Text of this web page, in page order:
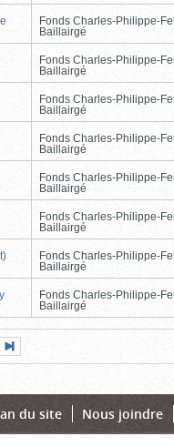
Fonds Charles-Philippe-
Baillairgé
Fonds Charles-Philippe-
Baillairgé
Fonds Charles-Philippe-
Baillairgé
Fonds Charles-Philippe-
Baillairgé
Fonds Charles-Philippe-
Baillairgé
Fonds Charles-Philippe-
Baillairgé
Fonds Charles-Philippe-
Baillairgé
Fonds Charles-Philippe-
Baillairgé
page
du site Nous joindre